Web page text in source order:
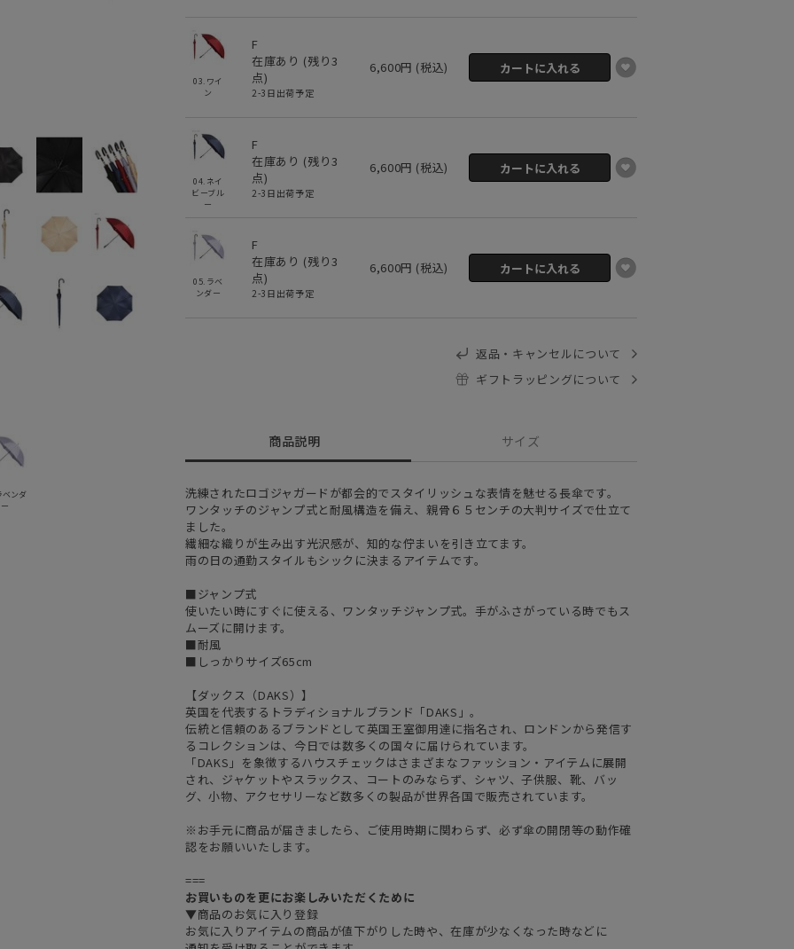
ベンダ
ー
03.ワイ
ン
F
在庫あり (残り3
点)
2-3日出荷予定
6,600円 (税込)
04.ネイ
ビーブル
ー
F
在庫あり (残り3
点)
2-3日出荷予定
6,600円 (税込)
05.ラベ
ンダー
F
在庫あり (残り3
点)
2-3日出荷予定
6,600円 (税込)
返品・キャンセルについて
ギフトラッピングについて
商品説明 サイズ
洗練されたロゴジャガードが都会的でスタイリッシュな表情を魅せる長傘です。
ワンタッチのジャンプ式と耐風構造を備え、親骨６５センチの大判サイズで仕立て
ました。
繊細な織りが生み出す光沢感が、知的な佇まいを引き立てます。
雨の日の通勤スタイルもシックに決まるアイテムです。
■ジャンプ式
使いたい時にすぐに使える、ワンタッチジャンプ式。手がふさがっている時でもス
ムーズに開けます。
■耐風
■しっかりサイズ65cm
【ダックス（DAKS）】
英国を代表するトラディショナルブランド「DAKS」。
伝統と信頼のあるブランドとして英国王室御用達に指名され、ロンドンから発信す
るコレクションは、今日では数多くの国々に届けられています。
「DAKS」を象徴するハウスチェックはさまざまなファッション・アイテムに展開
され、ジャケットやスラックス、コートのみならず、シャツ、子供服、靴、バッ
グ、小物、アクセサリーなど数多くの製品が世界各国で販売されています。
※お手元に商品が届きましたら、ご使用時期に関わらず、必ず傘の開閉等の動作確
認をお願いいたします。
===
お買いものを更にお楽しみいただくために
▼商品のお気に入り登録
お気に入りアイテムの商品が値下がりした時や、在庫が少なくなった時などに